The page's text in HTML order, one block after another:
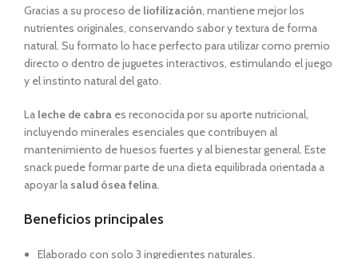
Gracias a su proceso de liofilización, mantiene mejor los
nutrientes originales, conservando sabor y textura de forma
natural. Su formato lo hace perfecto para utilizar como premio
directo o dentro de juguetes interactivos, estimulando el juego
y el instinto natural del gato.
La leche de cabra es reconocida por su aporte nutricional,
incluyendo minerales esenciales que contribuyen al
mantenimiento de huesos fuertes y al bienestar general. Este
snack puede formar parte de una dieta equilibrada orientada a
apoyar la salud ósea felina.
Beneficios principales
Elaborado con solo 3 ingredientes naturales.